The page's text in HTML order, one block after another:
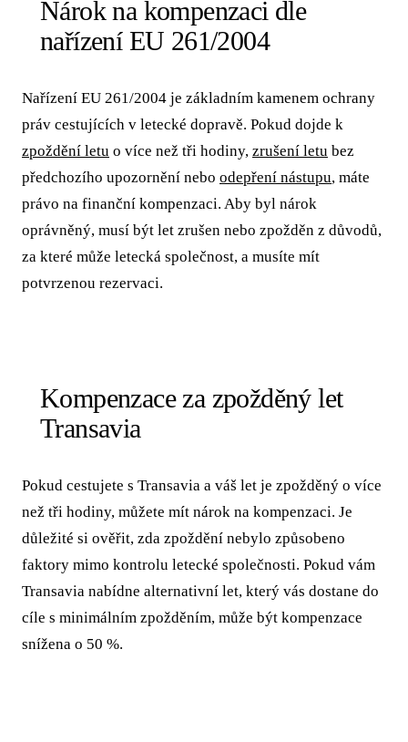
Nárok na kompenzaci dle
nařízení EU 261/2004
Nařízení EU 261/2004 je základním kamenem ochrany
práv cestujících v letecké dopravě. Pokud dojde k
zpoždění letu o více než tři hodiny, zrušení letu bez
předchozího upozornění nebo odepření nástupu, máte
právo na finanční kompenzaci. Aby byl nárok
oprávněný, musí být let zrušen nebo zpožděn z důvodů,
za které může letecká společnost, a musíte mít
potvrzenou rezervaci.
Kompenzace za zpožděný let
Transavia
Pokud cestujete s Transavia a váš let je zpožděný o více
než tři hodiny, můžete mít nárok na kompenzaci. Je
důležité si ověřit, zda zpoždění nebylo způsobeno
faktory mimo kontrolu letecké společnosti. Pokud vám
Transavia nabídne alternativní let, který vás dostane do
cíle s minimálním zpožděním, může být kompenzace
snížena o 50 %.